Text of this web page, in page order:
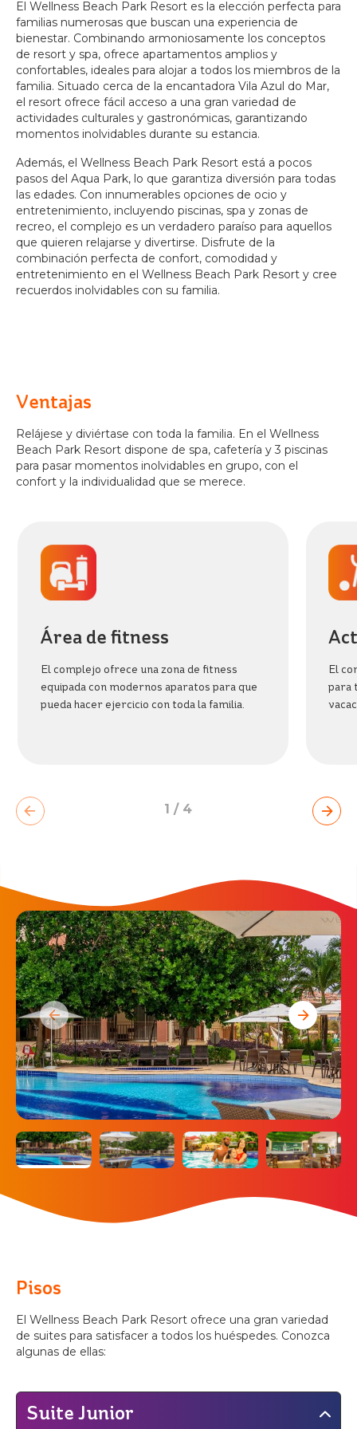
BIENESTAR BEACH
PARK RESORT
El Wellness Beach Park Resort es la elección perfecta para
familias numerosas que buscan una experiencia de
bienestar. Combinando armoniosamente los conceptos
de resort y spa, ofrece apartamentos amplios y
confortables, ideales para alojar a todos los miembros de la
familia. Situado cerca de la encantadora Vila Azul do Mar,
el resort ofrece fácil acceso a una gran variedad de
actividades culturales y gastronómicas, garantizando
momentos inolvidables durante su estancia.
Además, el Wellness Beach Park Resort está a pocos
pasos del Aqua Park, lo que garantiza diversión para todas
las edades. Con innumerables opciones de ocio y
entretenimiento, incluyendo piscinas, spa y zonas de
recreo, el complejo es un verdadero paraíso para aquellos
que quieren relajarse y divertirse. Disfrute de la
combinación perfecta de confort, comodidad y
entretenimiento en el Wellness Beach Park Resort y cree
recuerdos inolvidables con su familia.
Ventajas
Relájese y diviértase con toda la familia. En el Wellness
Beach Park Resort dispone de spa, cafetería y 3 piscinas
para pasar momentos inolvidables en grupo, con el
confort y la individualidad que se merece.
Área de fitness
El complejo ofrece una zona de fitness
equipada con modernos aparatos para que
pueda hacer ejercicio con toda la familia.
El
para
1 / 4
Pisos
El Wellness Beach Park Resort ofrece una gran variedad
de suites para satisfacer a todos los huéspedes. Conozca
algunas de ellas:
Suite Junior